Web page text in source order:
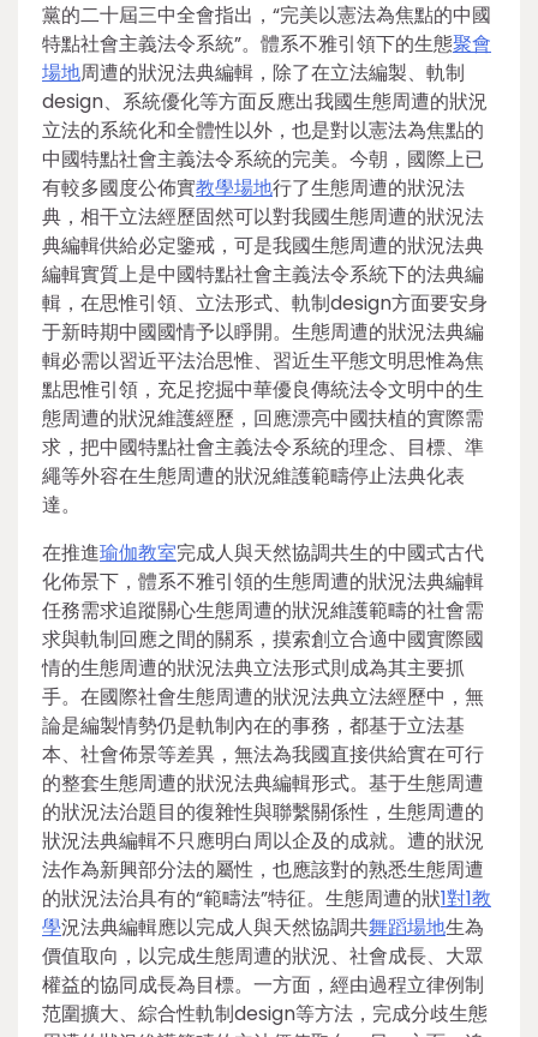
黨的二十屆三中全會指出，“完美以憲法為焦點的中國
特點社會主義法令系統”。體系不雅引領下的生態聚會
場地周遭的狀況法典編輯，除了在立法編製、軌制
design、系統優化等方面反應出我國生態周遭的狀況
立法的系統化和全體性以外，也是對以憲法為焦點的
中國特點社會主義法令系統的完美。今朝，國際上已
有較多國度公佈實教學場地行了生態周遭的狀況法
典，相干立法經歷固然可以對我國生態周遭的狀況法
典編輯供給必定鑒戒，可是我國生態周遭的狀況法典
編輯實質上是中國特點社會主義法令系統下的法典編
輯，在思惟引領、立法形式、軌制design方面要安身
于新時期中國國情予以睜開。生態周遭的狀況法典編
輯必需以習近平法治思惟、習近生平態文明思惟為焦
點思惟引領，充足挖掘中華優良傳統法令文明中的生
態周遭的狀況維護經歷，回應漂亮中國扶植的實際需
求，把中國特點社會主義法令系統的理念、目標、準
繩等外容在生態周遭的狀況維護範疇停止法典化表
達。
在推進瑜伽教室完成人與天然協調共生的中國式古代
化佈景下，體系不雅引領的生態周遭的狀況法典編輯
任務需求追蹤關心生態周遭的狀況維護範疇的社會需
求與軌制回應之間的關系，摸索創立合適中國實際國
情的生態周遭的狀況法典立法形式則成為其主要抓
手。在國際社會生態周遭的狀況法典立法經歷中，無
論是編製情勢仍是軌制內在的事務，都基于立法基
本、社會佈景等差異，無法為我國直接供給實在可行
的整套生態周遭的狀況法典編輯形式。基于生態周遭
的狀況法治題目的復雜性與聯繫關係性，生態周遭的
狀況法典編輯不只應明白周以企及的成就。遭的狀況
法作為新興部分法的屬性，也應該對的熟悉生態周遭
的狀況法治具有的“範疇法”特征。生態周遭的狀1對1教
學況法典編輯應以完成人與天然協調共舞蹈場地生為
價值取向，以完成生態周遭的狀況、社會成長、大眾
權益的協同成長為目標。一方面，經由過程立律例制
范圍擴大、綜合性軌制design等方法，完成分歧生態